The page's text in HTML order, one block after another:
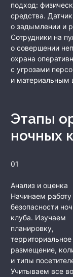
подход:
средства.
о задымлении и
Сотрудники на
о совершении
охрана
с угрозами
и материальным
Этапы организации защиты
ночных
01
Анализ и оценка
Начинаем
безопасности
клуба. Изучаем
планировку,
территориальное
размещение,
и типы
Учитываем все